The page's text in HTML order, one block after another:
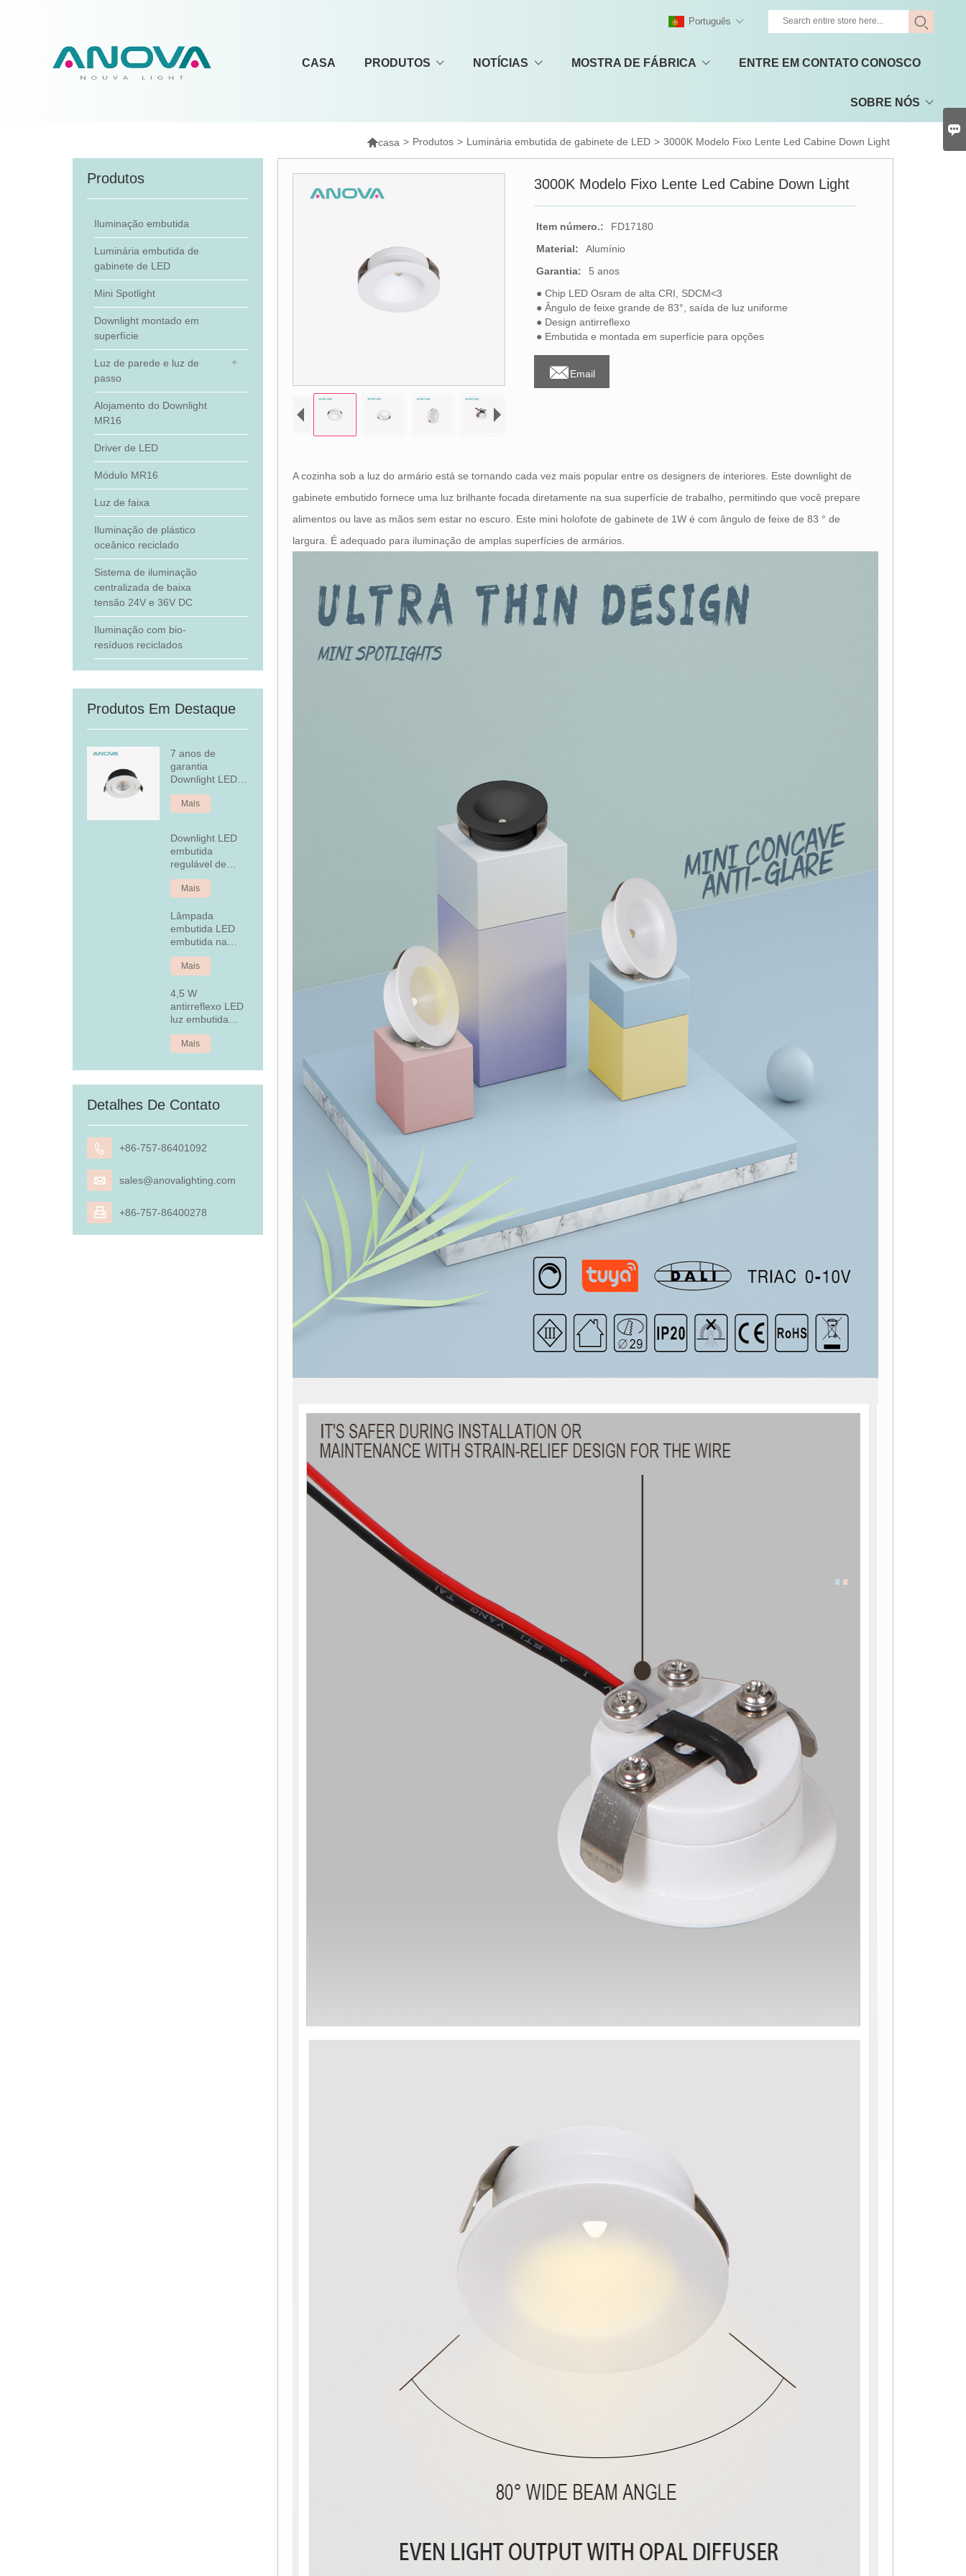
CASA PRODUTOS NOTÍCIAS MOSTRA DE FÁBRICA ENTRE EM CONTATO CONOSCO
SOBRE NÓS
Português
casa > Produtos > Luminária embutida de gabinete de LED > 3000K Modelo Fixo Lente Led Cabine Down Light
Produtos
Iluminação embutida
Luminária embutida de
gabinete de LED
Mini Spotlight
Downlight montado em
superfície
Luz de parede e luz de
passo
Alojamento do Downlight
MR16
Driver de LED
Módulo MR16
Luz de faixa
Iluminação de plástico
oceânico reciclado
Sistema de iluminação
centralizada de baixa
tensão 24V e 36V DC
Iluminação com bio-
resíduos reciclados
Produtos Em Destaque
7 anos de
garantia
Downlight LED
embutido
regulável
Mais
Downlight LED
embutida
regulável de
alumínio fixo de
7 WMais
Lâmpada
embutida LED
embutida na
tampa traseira
Mais
4,5 W
antirreflexo LED
luz embutida
embutida
Mais
Detalhes De Contato
 +86-757-86401092
 sales@anovalighting.com
 +86-757-86400278
3000K Modelo Fixo Lente Led Cabine Down Light
Item número.:
FD17180
Material:
Alumínio
Garantia:
5 anos
● Chip LED Osram de alta CRI, SDCM<3
● Ângulo de feixe grande de 83°, saída de luz uniforme
● Design antirreflexo
● Embutida e montada em superfície para opções
Email
A cozinha sob a luz do armário está se tornando cada vez mais popular entre os designers de interiores. Este downlight de
gabinete embutido fornece uma luz brilhante focada diretamente na sua superfície de trabalho, permitindo que você prepare
alimentos ou lave as mãos sem estar no escuro. Este mini holofote de gabinete de 1W é com ângulo de feixe de 83 ° de
largura. É adequado para iluminação de amplas superfícies de armários.
